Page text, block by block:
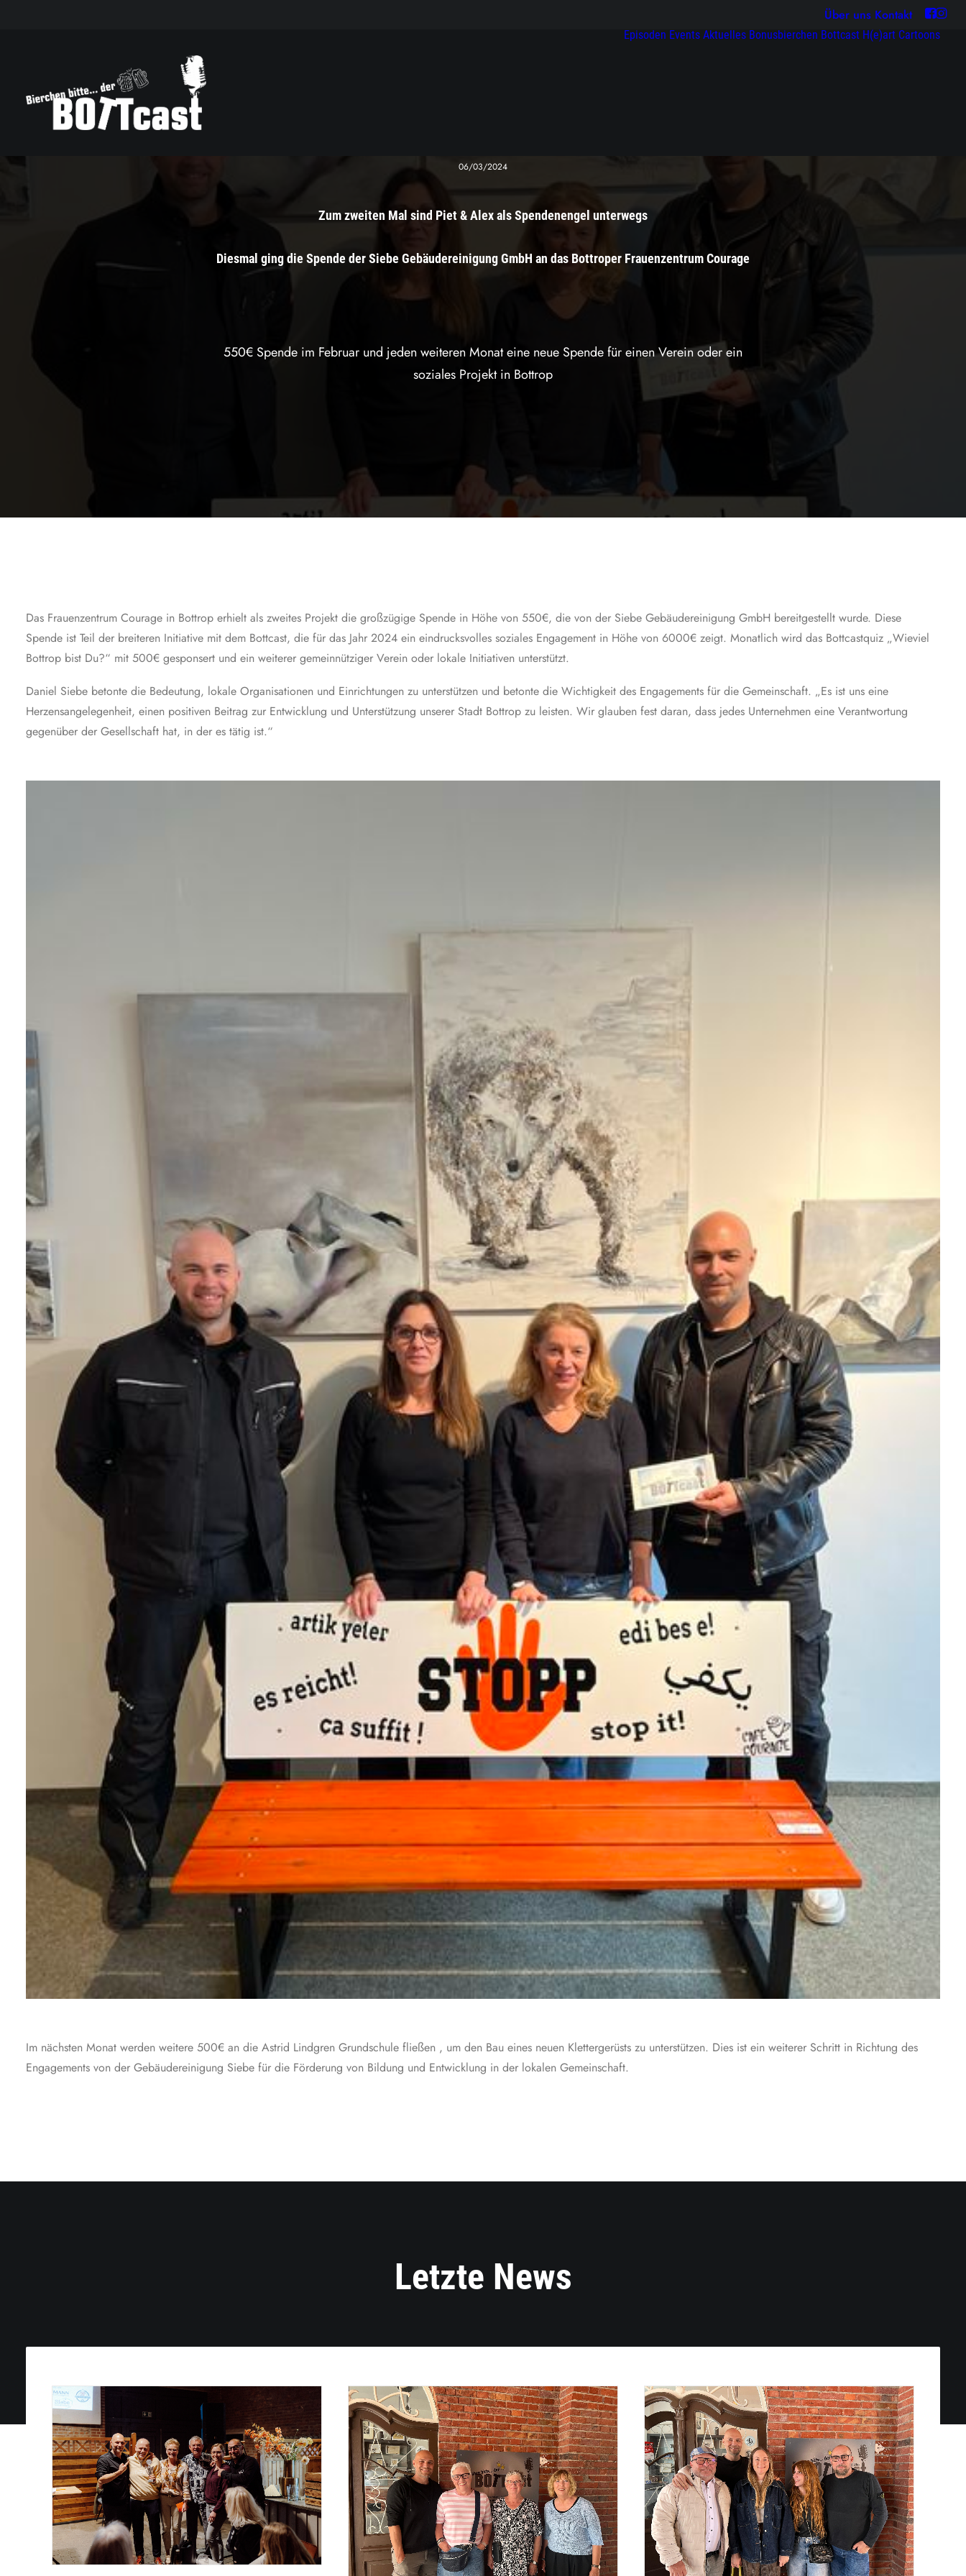
Über uns Kontakt
Episoden Events Aktuelles Bonusbierchen Bottcast H(e)art Cartoons
06/03/2024
Zum zweiten Mal sind Piet & Alex als Spendenengel unterwegs
Diesmal ging die Spende der Siebe Gebäudereinigung GmbH an das Bottroper Frauenzentrum Courage
550€ Spende im Februar und jeden weiteren Monat eine neue Spende für einen Verein oder ein
soziales Projekt in Bottrop
Das Frauenzentrum Courage in Bottrop erhielt als zweites Projekt die großzügige Spende in Höhe von 550€, die von der Siebe Gebäudereinigung GmbH bereitgestellt wurde. Diese
Spende ist Teil der breiteren Initiative mit dem Bottcast, die für das Jahr 2024 ein eindrucksvolles soziales Engagement in Höhe von 6000€ zeigt. Monatlich wird das Bottcastquiz „Wieviel
Bottrop bist Du?“ mit 500€ gesponsert und ein weiterer gemeinnütziger Verein oder lokale Initiativen unterstützt.
Daniel Siebe betonte die Bedeutung, lokale Organisationen und Einrichtungen zu unterstützen und betonte die Wichtigkeit des Engagements für die Gemeinschaft. „Es ist uns eine
Herzensangelegenheit, einen positiven Beitrag zur Entwicklung und Unterstützung unserer Stadt Bottrop zu leisten. Wir glauben fest daran, dass jedes Unternehmen eine Verantwortung
gegenüber der Gesellschaft hat, in der es tätig ist.“
Im nächsten Monat werden weitere 500€ an die Astrid Lindgren Grundschule fließen , um den Bau eines neuen Klettergerüsts zu unterstützen. Dies ist ein weiterer Schritt in Richtung des
Engagements von der Gebäudereinigung Siebe für die Förderung von Bildung und Entwicklung in der lokalen Gemeinschaft.
Letzte News